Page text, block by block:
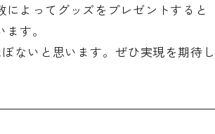
よってグッズをプレゼントすると
す。
ないと思います。ぜひ実現を期待し